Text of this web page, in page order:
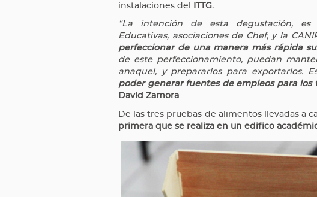
instalaciones del
ITTG.
“La intención de esta degustación, es
Educativas, asociaciones de Chef, y la
perfeccionar de una manera más rápida
de este perfeccionamiento, puedan
anaquel, y prepararlos para exportarlos.
poder generar fuentes de empleos para los
David Zamora.
De las tres pruebas de alimentos llevadas a
primera que se realiza en un edifico